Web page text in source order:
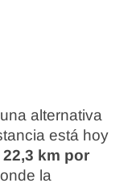
alternativa
está hoy
22,3 km por
la